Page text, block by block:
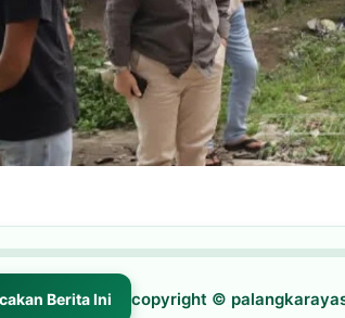
Berita Ini copyright ©